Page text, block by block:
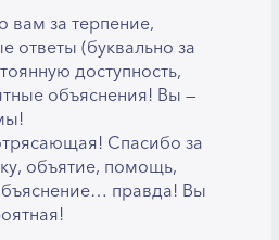
вам за терпение,
ответы (буквально за
доступность,
объяснения! Вы —
Спасибо за
объятие, помощь,
правда! Вы